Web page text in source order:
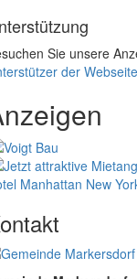
Sie unsere
der
Manhattan New